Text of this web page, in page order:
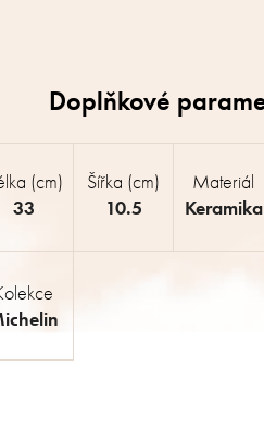
(cm)
33
Šířka (cm)
10.5
Materiál
Keramika